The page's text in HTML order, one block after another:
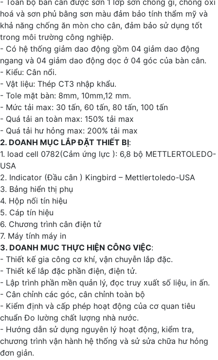
- Toàn bộ bàn cân được sơn 1 lớp sơn chống gỉ, chống oxi
hoá và sơn phủ bằng sơn màu đảm bảo tính thẩm mỹ và
khả năng chống ăn mòn cho cân, đảm bảo sử dụng tốt
trong môi trường công nghiệp.
- Có hệ thống giảm dao động gồm 04 giảm dao động
ngang và 04 giảm dao động dọc ở 04 góc của bàn cân.
- Kiểu: Cân nổi.
- Vật liệu: Thép CT3 nhập khẩu.
- Tole mặt bàn: 8mm, 10mm,12 mm.
- Mức tải max: 30 tấn, 60 tấn, 80 tấn, 100 tấn
- Quá tải an toàn max: 150% tải max
- Quá tải hư hỏng max: 200% tải max
2. DOANH MỤC LẮP ĐẶT THIẾT BỊ:
1. load cell 0782(Cảm ứng lực ): 6,8 bộ METTLERTOLEDO-
USA
2. Indicator (Đầu cân ) Kingbird – Mettlertoledo-USA
3. Bảng hiển thị phụ
4. Hộp nối tín hiệu
5. Cáp tín hiệu
6. Chương trình cân điện tử
7. Máy tính máy in
3. DOANH MUC THỰC HIỆN CÔNG VIỆC:
- Thiết kế gia công cơ khí, vận chuyễn lắp đặc.
- Thiết kế lắp đặc phần điện, điện tử.
- Lập trình phần mền quản lý, đọc truy xuất số liệu, in ấn.
- Cân chỉnh các góc, cân chỉnh toàn bộ
- Kiểm định và cấp phép hoạt động của cơ quan tiêu
chuẩn Đo lường chất lượng nhà nước.
- Hướng dẫn sử dụng nguyên lý hoạt động, kiểm tra,
chương trình vận hành hệ thống và sử sửa chữa hư hỏng
đơn giản.